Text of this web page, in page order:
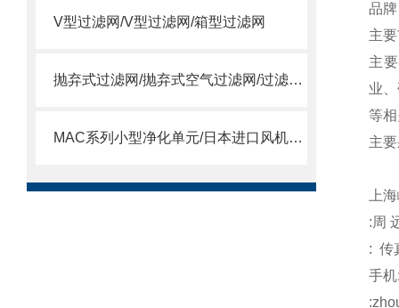
V型过滤网/V型过滤网/箱型过滤网
抛弃式过滤网/抛弃式空气过滤网/过滤送风口/一体式过滤箱
MAC系列小型净化单元/日本进口风机单元/MAC风机
品
主
主
业
等
主
上
:周
: 传
手